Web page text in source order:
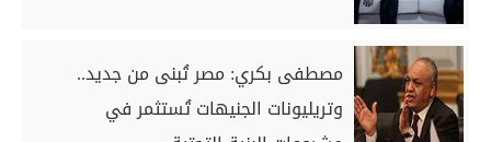
مصطفى بكري: مصر تُبنى من جديد..
وتريليونات الجنيهات تُستثمر في